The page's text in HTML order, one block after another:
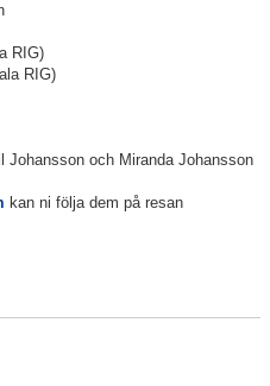
juni
august 5-9
RIG)
RIG)
Johansson och Miranda Johansson
kan ni följa dem på resan